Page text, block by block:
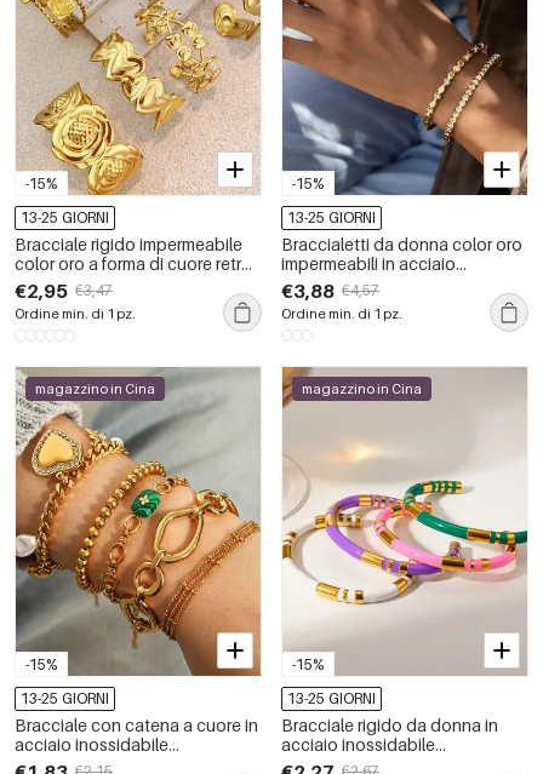
-15%
13-25 GIORNI
Bracciale rigido impermeabile
color oro a forma di cuore retrò
in acciaio inossidabile da 1
pezzo
€2,95 €3,47
Ordine min. di 1 pz.
-15%
13-25 GIORNI
Braccialetti da donna color oro
impermeabili in acciaio
inossidabile a forma di cuore a
goccia, 1 pezzo
€3,88 €4,57
Ordine min. di 1 pz.
-15%
magazzino in Cina
13-25 GIORNI
Bracciale con catena a cuore in
acciaio inossidabile
impermeabile color oro, pietra
-15%
magazzino in Cina
13-25 GIORNI
Bracciale rigido da donna in
acciaio inossidabile
impermeabile color oro